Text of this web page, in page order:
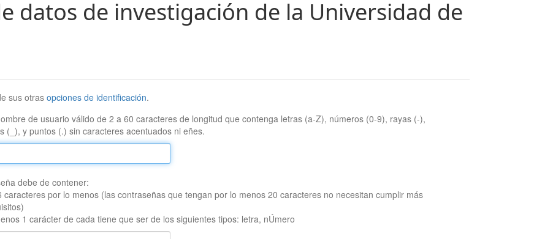
datos de investigación de la Universidad de
sus otrasopciones de identificación.
de usuario válido de 2 a 60 caracteres de longitud que contenga letras (a-Z), números (0-9), rayas (-),
(_), y puntos (.) sin caracteres acentuados ni eñes.
debe de contener:
caracteres por lo menos (las contraseñas que tengan por lo menos 20 caracteres no necesitan cumplir más
1 carácter de cada tiene que ser de los siguientes tipos: letra, nÚmero